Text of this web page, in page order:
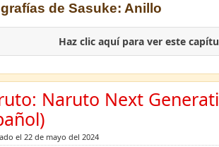
de Sasuke: Anillo
Haz clic aquí para ver este
Naruto Next
el 22 de mayo del 2024